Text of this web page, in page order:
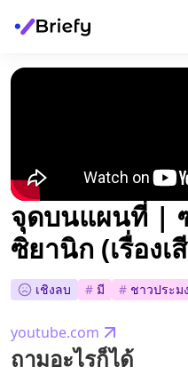
จุดบนแผนที่ |
ซิยานิก (เรื่องเ
เชิงลบ # มี # ชาวประมง
youtube.com
ถามอะไรก็ได้